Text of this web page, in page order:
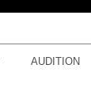
AUDITION